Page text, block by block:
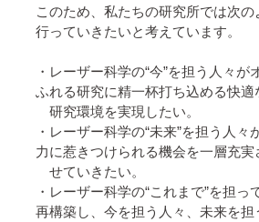
このため、私たちの研究所では次
行っていきたいと考えています。
・レーザー科学の“今”を担う人々が
ふれる研究に精一杯打ち込める快適
研究環境を実現したい。
・レーザー科学の“未来”を担う人
力に惹きつけられる機会を一層充実
せていきたい。
・レーザー科学の“これまで”を担っ
再構築し、今を担う人々、未来を担